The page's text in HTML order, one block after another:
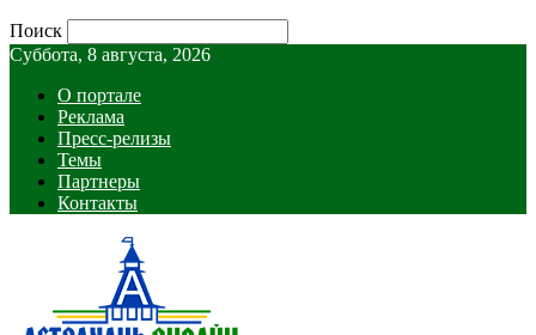
Поиск
Суббота, 8 августа, 2026
О портале
Реклама
Пресс-релизы
Темы
Партнеры
Контакты